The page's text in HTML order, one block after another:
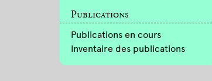
Publications
Publications en cours
Inventaire des publications